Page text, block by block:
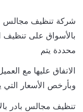
تنظيف مجالس
على تنظيف
يتم
عليها مع
الأسعار التي
مجالس بادر